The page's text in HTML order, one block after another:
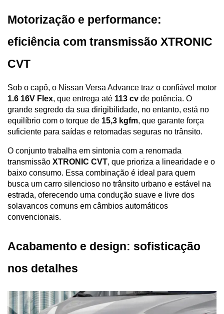
Motorização e performance:
eficiência com transmissão XTRONIC
CVT
1.6 16V Flex, que entrega até 113 cv de potência. O
grande segredo da sua dirigibilidade, no entanto, está no
equilíbrio com o torque de 15,3 kgfm, que garante força
suficiente para saídas e retomadas seguras no trânsito.
O conjunto trabalha em sintonia com a renomada
transmissão XTRONIC CVT, que prioriza a linearidade e o
baixo consumo. Essa combinação é ideal para quem
busca um carro silencioso no trânsito urbano e estável na
estrada, oferecendo uma condução suave e livre dos
solavancos comuns em câmbios automáticos
convencionais.
Acabamento e design: sofisticação
nos detalhes